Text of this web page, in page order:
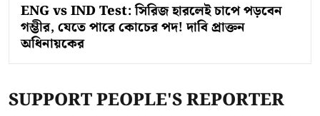
ENG vs IND Test: সিরিজ হারলেই চাপে পড়বেন
গম্ভীর, যেতে পারে কোচের পদ! দাবি প্রাক্তন
অধিনায়কের
SUPPORT PEOPLE'S REPORTER